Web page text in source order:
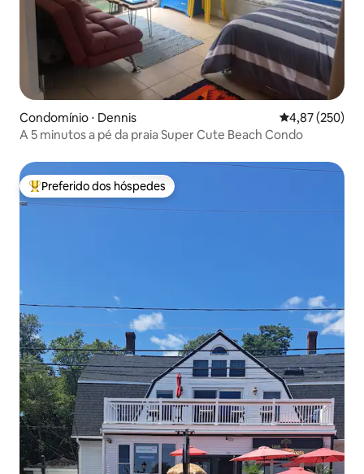
Condomínio ⋅ Dennis 4,87 de uma
4,87 (250)
A 5 minutos a pé da praia Super Cute Beach Condo
Entre os melhores preferidos dos hóspedes
Preferido dos hóspedes